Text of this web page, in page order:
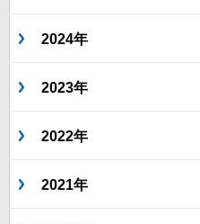
2024年
2023年
2022年
2021年